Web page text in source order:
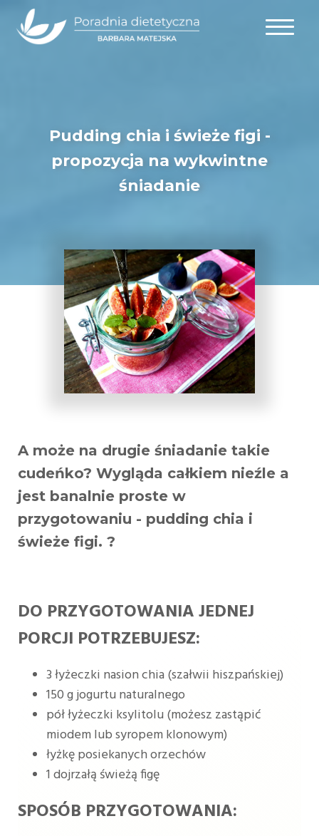
Pudding chia i świeże figi -
propozycja na wykwintne
śniadanie
A może na drugie śniadanie takie
cudeńko? Wygląda całkiem nieźle a
jest banalnie proste w
przygotowaniu - pudding chia i
świeże figi. ?
DO PRZYGOTOWANIA JEDNEJ
PORCJI POTRZEBUJESZ:
3 łyżeczki nasion chia (szałwii hiszpańskiej)
150 g jogurtu naturalnego
pół łyżeczki ksylitolu (możesz zastąpić
miodem lub syropem klonowym)
łyżkę posiekanych orzechów
1 dojrzałą świeżą figę
SPOSÓB PRZYGOTOWANIA: